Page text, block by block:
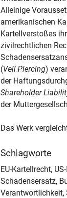
Alleinige
amerikanischen
Kartellverstoßes
zivilrechtlichen
(Veil Piercing)
der
Shareholder
der
Das Werk
Schlagworte
EU-Kartellrecht,
Schadensersatz,
Verantwortlichkeit,